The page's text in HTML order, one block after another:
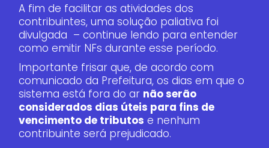
A fim de facilitar as atividades dos
contribuintes, uma solução paliativa foi
divulgada – continue lendo para entender
como emitir NFs durante esse período.
Importante frisar que, de acordo com
comunicado da Prefeitura, os dias em que o
sistema está fora do ar não serão
considerados dias úteis para fins de
vencimento de tributos e nenhum
contribuinte será prejudicado.